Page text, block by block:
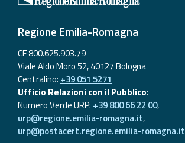
Regione Emilia-Romagna
CF 800.625.903.79
Viale Aldo Moro 52, 40127 Bologna
Centralino: +39 051 5271
Ufficio Relazioni con il Pubblico:
Numero Verde URP: +39 800 66 22 00,
urp@regione.emilia-romagna.it,
urp@postacert.regione.emilia-romagna.it